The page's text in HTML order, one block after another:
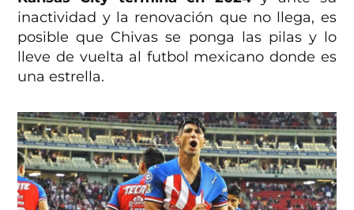
inactividad y la renovación que no llega, es
posible que Chivas se ponga las pilas y lo
lleve de vuelta al futbol mexicano donde es
una estrella.